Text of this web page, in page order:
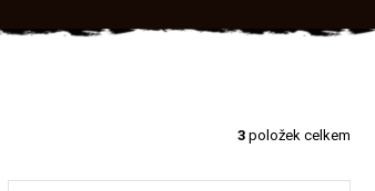
3 položek celkem